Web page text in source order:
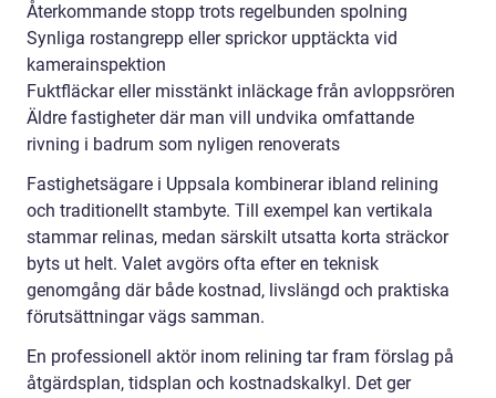
Återkommande stopp trots regelbunden spolning
Synliga rostangrepp eller sprickor upptäckta vid
kamerainspektion
Fuktfläckar eller misstänkt inläckage från avloppsrören
Äldre fastigheter där man vill undvika omfattande
rivning i badrum som nyligen renoverats
Fastighetsägare i Uppsala kombinerar ibland relining
och traditionellt stambyte. Till exempel kan vertikala
stammar relinas, medan särskilt utsatta korta sträckor
byts ut helt. Valet avgörs ofta efter en teknisk
genomgång där både kostnad, livslängd och praktiska
förutsättningar vägs samman.
En professionell aktör inom relining tar fram förslag på
åtgärdsplan, tidsplan och kostnadskalkyl. Det ger